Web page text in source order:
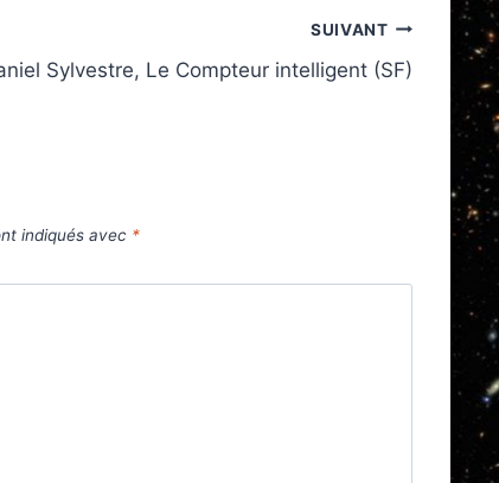
SUIVANT
Sylvestre, Le Compteur intelligent (SF)
indiqués avec *